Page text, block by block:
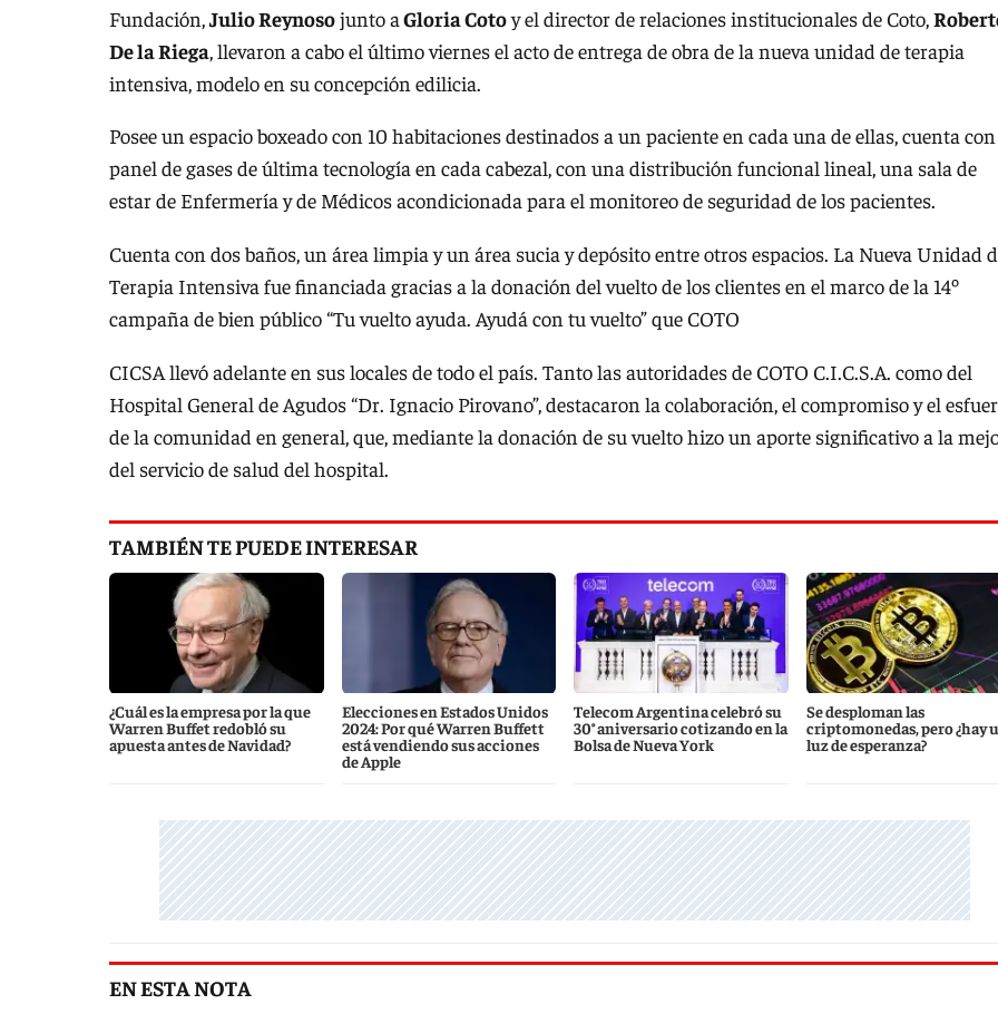
Fundación,Julio Reynosojunto aGloria Cotoy el director de relaciones institucionales de Coto,
De la Riega, llevaron a cabo el último viernes el acto de entrega de obra de la nueva unidad de terapia
intensiva, modelo en su concepción edilicia.
Posee un espacio boxeado con 10 habitaciones destinados a un paciente en cada una de ellas, cuenta con
panel de gases de última tecnología en cada cabezal, con una distribución funcional lineal, una sala de
estar de Enfermería y de Médicos acondicionada para el monitoreo de seguridad de los pacientes.
Cuenta con dos baños, un área limpia y un área sucia y depósito entre otros espacios. La Nueva Unidad
Terapia Intensiva fue financiada gracias a la donación del vuelto de los clientes en el marco de la 14º
campaña de bien público “Tu vuelto ayuda. Ayudá con tu vuelto” que COTO
CICSA llevó adelante en sus locales de todo el país. Tanto las autoridades de COTO C.I.C.S.A. como del
Hospital General de Agudos “Dr. Ignacio Pirovano”, destacaron la colaboración, el compromiso y el
de la comunidad en general, que, mediante la donación de su vuelto hizo un aporte significativo a la
del servicio de salud del hospital.
TAMBIÉN TE PUEDE INTERESAR
¿Cuál es la empresa por la que
Warren Buffet redobló su
apuesta antes de Navidad?
Elecciones en Estados Unidos
2024: Por qué Warren Buffett
está vendiendo sus acciones
de Apple
Telecom Argentina celebró su
30° aniversario cotizando en la
Bolsa de Nueva York
Se desploman las
criptomonedas, pero ¿hay
luz de esperanza?
EN ESTA NOTA